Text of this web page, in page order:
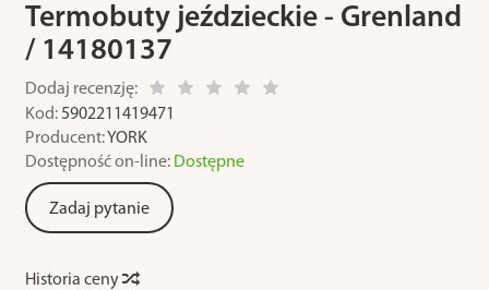
Termobuty jeździeckie - Grenland
/ 14180137
Dodaj recenzję:
Kod: 5902211419471
Producent: YORK
Dostępność on-line: Dostępne
Zadaj pytanie
Historia ceny